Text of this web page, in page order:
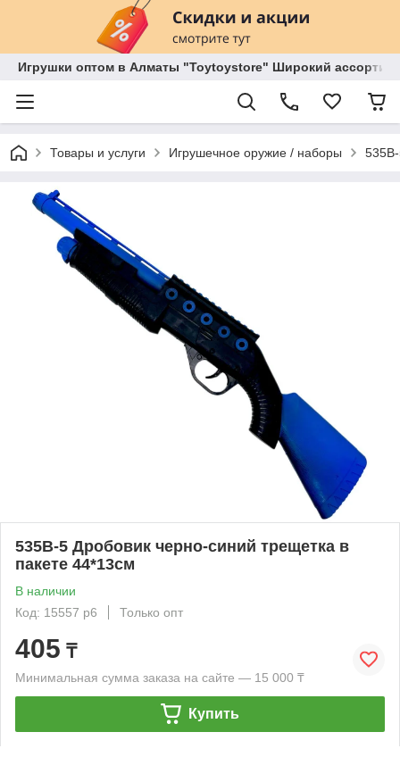
Игрушки оптом в Алматы "Toytoystore" Широкий
Товары и услуги Игрушечное оружие / наборы
535B-5 Дробовик черно-синий трещетка в
пакете 44*13см
В наличии
Код: 15557 р6
Только опт
405 ₸
Минимальная сумма заказа на сайте — 15 000 ₸
Купить